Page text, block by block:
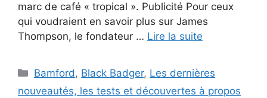
marc de café « tropical ». Publicité Pour ceux
qui voudraient en savoir plus sur James
Thompson, le fondateur … Lire la suite
Catégories
Bamford, Black Badger, Les dernières
nouveautés, les tests et découvertes à propos